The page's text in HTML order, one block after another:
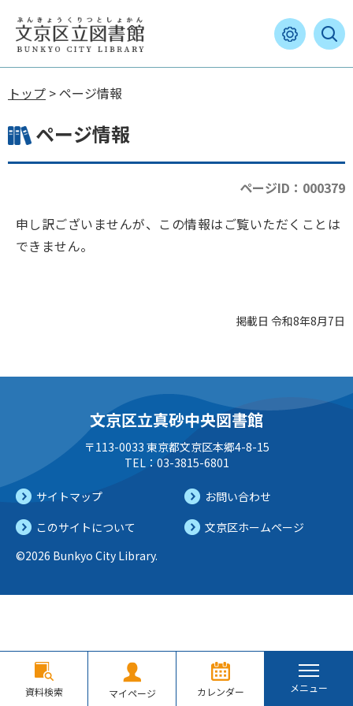
トップ > ページ情報
ページ情報
ページID：000379
申し訳ございませんが、この情報はご覧いただくことは
できません。
掲載日 令和8年8月7日
文京区立真砂中央図書館
〒113-0033 東京都文京区本郷4-8-15
TEL：03-3815-6801
サイトマップ
お問い合わせ
このサイトについて
文京区ホームページ
©2026 Bunkyo City Library.
資料検索 マイページ カレンダー メニュー